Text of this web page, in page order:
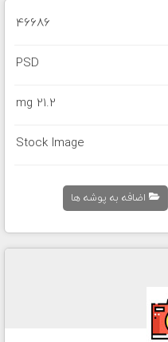
46686
PSD
21.2 mg
Stock Image
اضافه به پوشه ها